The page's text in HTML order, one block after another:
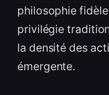
philosophie
privilégie
la densité des
émergente.